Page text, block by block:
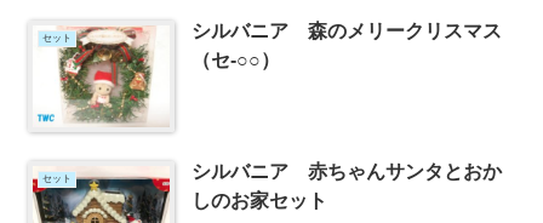
セット
シルバニア 森のメリークリスマス
（セ-○○）
セット
シルバニア 赤ちゃんサンタとおか
しのお家セット